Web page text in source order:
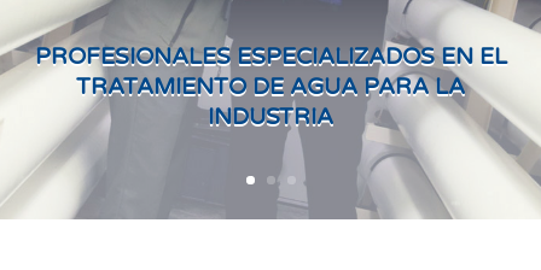
PROFESIONALES ESPECIALIZADOS EN EL
TRATAMIENTO DE AGUA PARA LA
INDUSTRIA